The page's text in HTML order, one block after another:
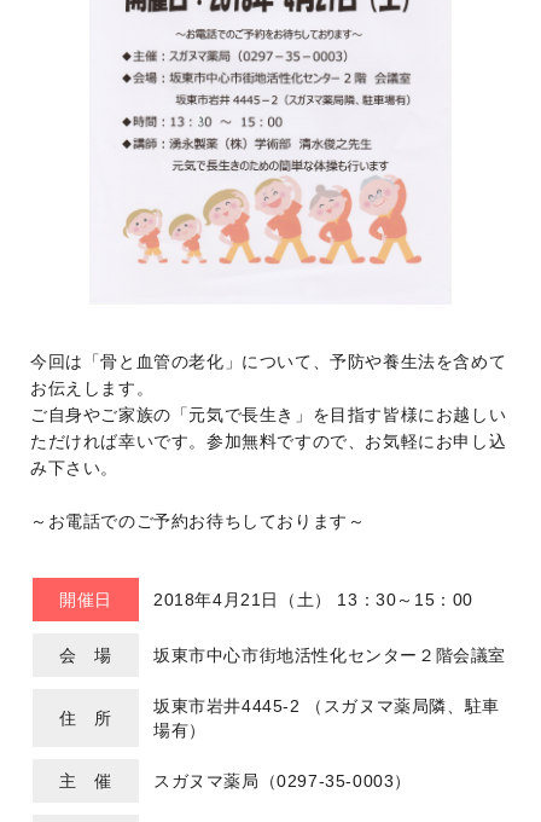
今回は「骨と血管の老化」について、予防や養生法を含めて
お伝えします。
ご自身やご家族の「元気で長生き」を目指す皆様にお越しい
ただければ幸いです。参加無料ですので、お気軽にお申し込
み下さい。
～お電話でのご予約お待ちしております～
開催日 2018年4月21日（土） 13：30～15：00
会 場 坂東市中心市街地活性化センター２階会議室
住 所
坂東市岩井4445-2 （スガヌマ薬局隣、駐車
場有）
主 催 スガヌマ薬局（0297-35-0003）